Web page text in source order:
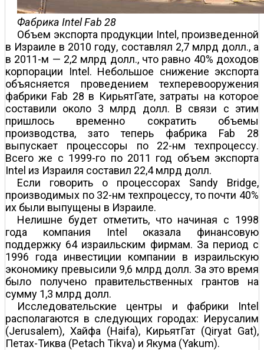
Фабрика Intel Fab 28
Объем экспорта продукции Intel, произведенной
в Израиле в 2010 году, составлял 2,7 млрд долл., а
в 2011-м — 2,2 млрд долл., что равно 40% доходов
корпорации Intel. Небольшое снижение экспорта
объясняется проведением техперевооружения
фабрики Fab 28 в Кирьят­Гате, затраты на которое
составили около 3 млрд долл. В связи с этим
пришлось временно сократить объемы
производства, зато теперь фабрика Fab 28
выпускает процессоры по 22-нм техпроцессу.
Всего же с 1999-го по 2011 год объем экспорта
Intel из Израиля составил 22,4 млрд долл.
Если говорить о процессорах Sandy Bridge,
производимых по 32-нм техпроцессу, то почти 40%
их были выпущены в Израиле.
Нелишне будет отметить, что начиная с 1998
года компания Intel оказала финансовую
поддержку 64 израильским фирмам. За период с
1996 года инвестиции компании в израильскую
экономику превысили 9,6 млрд долл. За это время
было получено правительственных грантов на
сумму 1,3 млрд долл.
Исследовательские центры и фабрики Intel
располагаются в следующих городах: Иерусалим
(Jerusalem), Хайфа (Haifa), Кирьят­Гат (Qiryat Gat),
Петах-Тиква (Petach Tikva) и Якума (Yakum).